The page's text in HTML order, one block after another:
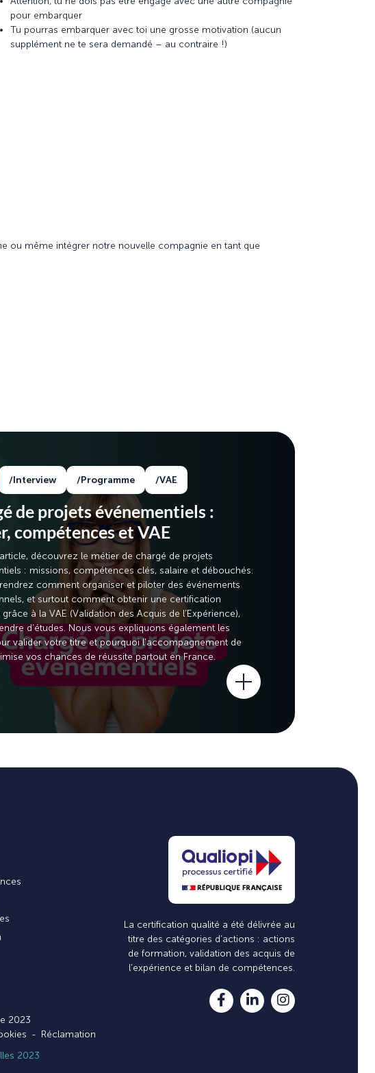
pour embarquer
Tu pourras embarquer avec toi une grosse motivation (aucun
supplément ne te sera demandé – au contraire !)
ou même intégrer notre nouvelle compagnie en tant que
Interview Programme VAE
de projets événementiels :
compétences et VAE
découvrez le métier de chargé de projets
: missions, compétences clés, salaire et débouchés.
comment organiser et piloter des événements
et surtout comment obtenir une certification
à la VAE (Validation des Acquis de l’Expérience),
d’études. Nous vous expliquons également les
valider votre titre et pourquoi l’accompagnement de
vos chances de réussite partout en France.
La certification qualité a été délivrée au
titre des catégories d’actions : actions
de formation, validation des acquis de
l’expérience et bilan de compétences.
2023
Réclamation
2023